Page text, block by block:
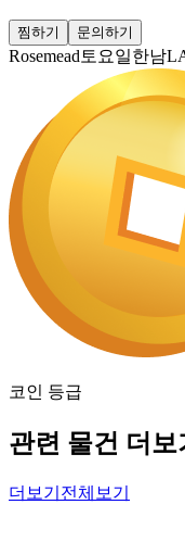
찜하기 문의하기
Rosemead토요일한남
코인 등급
관련 물건 더보
더보기 전체보기